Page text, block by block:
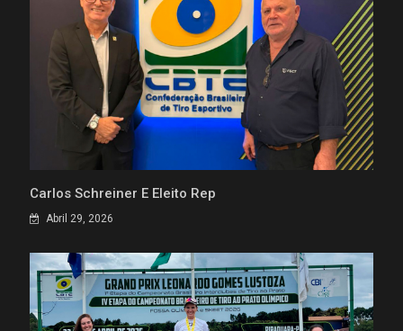
Carlos Schreiner É Eleito Rep
Abril 29, 2026